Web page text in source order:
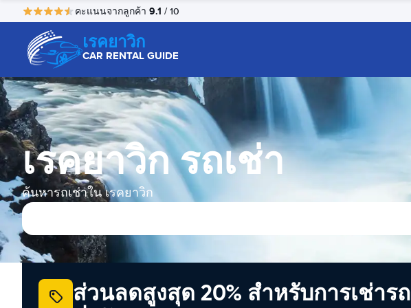
คะแนนจากลูกค้า 9.1 / 10
เรคยาวิก
CAR RENTAL GUIDE
เรคยาวิก รถเช่า
ค้นหารถเช่าใน เรคยาวิก
ส่วนลดสูงสุด 20% สำหรับการเช่ารถ